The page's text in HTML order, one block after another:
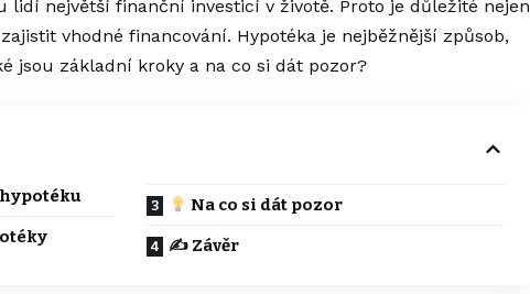
lidí největší finanční investicí v životě. Proto je důležité nejen
vhodné financování. Hypotéka je nejběžnější způsob,
jsou základní kroky a na co si dát pozor?
Na co si dát pozor
✍️ Závěr